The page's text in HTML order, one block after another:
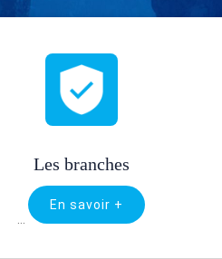
Les branches
En savoir +